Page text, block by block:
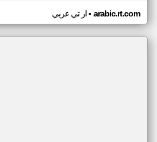
ار تي عربي• arabic.rt.com